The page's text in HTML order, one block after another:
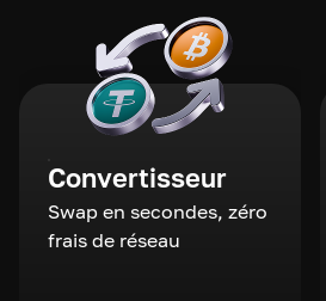
Convertisseur
Swap en secondes, zéro
frais de réseau